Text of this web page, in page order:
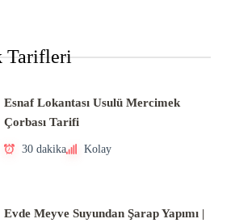
Tarifleri
Esnaf Lokantası Usulü Mercimek
Çorbası Tarifi
30 dakika Kolay
Evde Meyve Suyundan Şarap Yapımı |